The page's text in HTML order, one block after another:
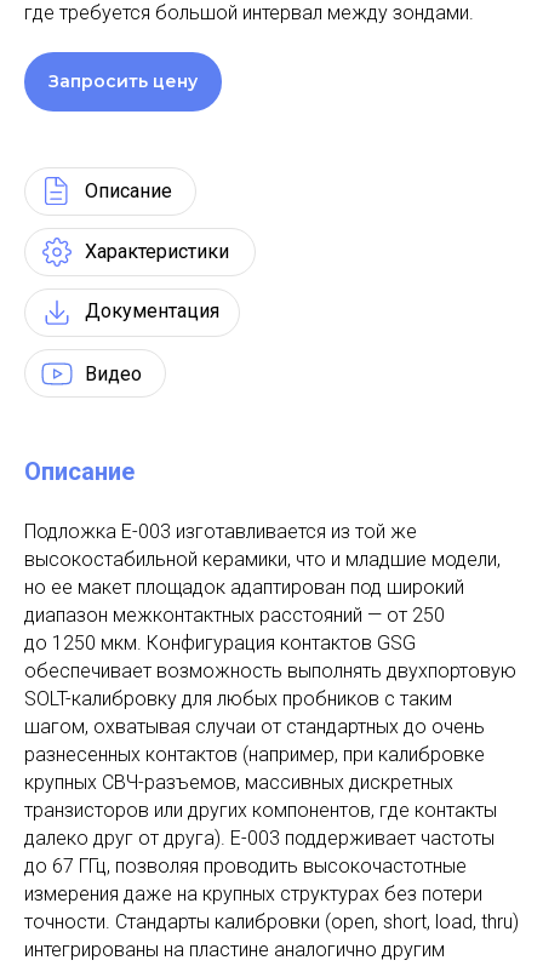
где требуется большой интервал между зондами.
Запросить цену
Описание
Характеристики
Документация
Видео
Описание
Подложка E-003 изготавливается из той же
высокостабильной керамики, что и младшие модели,
но ее макет площадок адаптирован под широкий
диапазон межконтактных расстояний — от 250
до 1250 мкм​. Конфигурация контактов GSG
обеспечивает возможность выполнять двухпортовую
SOLT-калибровку для любых пробников с таким
шагом, охватывая случаи от стандартных до очень
разнесенных контактов (например, при калибровке
крупных СВЧ-разъемов, массивных дискретных
транзисторов или других компонентов, где контакты
далеко друг от друга). E-003 поддерживает частоты
до 67 ГГц, позволяя проводить высокочастотные
измерения даже на крупных структурах без потери
точности. Стандарты калибровки (open, short, load, thru)
интегрированы на пластине аналогично другим